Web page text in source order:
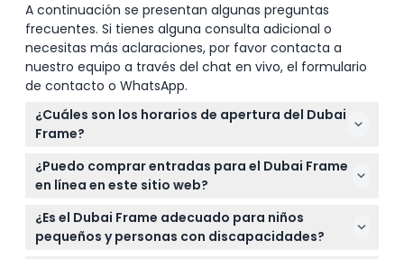
A continuación se presentan algunas preguntas
frecuentes. Si tienes alguna consulta adicional o
necesitas más aclaraciones, por favor contacta a
nuestro equipo a través del chat en vivo, el formulario
de contacto o WhatsApp.
¿Cuáles son los horarios de apertura del Dubai
Frame?
El Dubai Frame está abierto diariamente de 8:00 AM
a 9:00 PM, incluidos fines de semana y días festivos,
y ciertos días festivos (sujeto a cambios — por
favor confirme al momento de la reserva).
¿Puedo comprar entradas para el Dubai Frame
en línea en este sitio web?
Sí, puede comprar fácilmente sus entradas para el
Dubai Frame en línea aquí mismo en este sitio web
antes de su visita.
¿Es el Dubai Frame adecuado para niños
pequeños y personas con discapacidades?